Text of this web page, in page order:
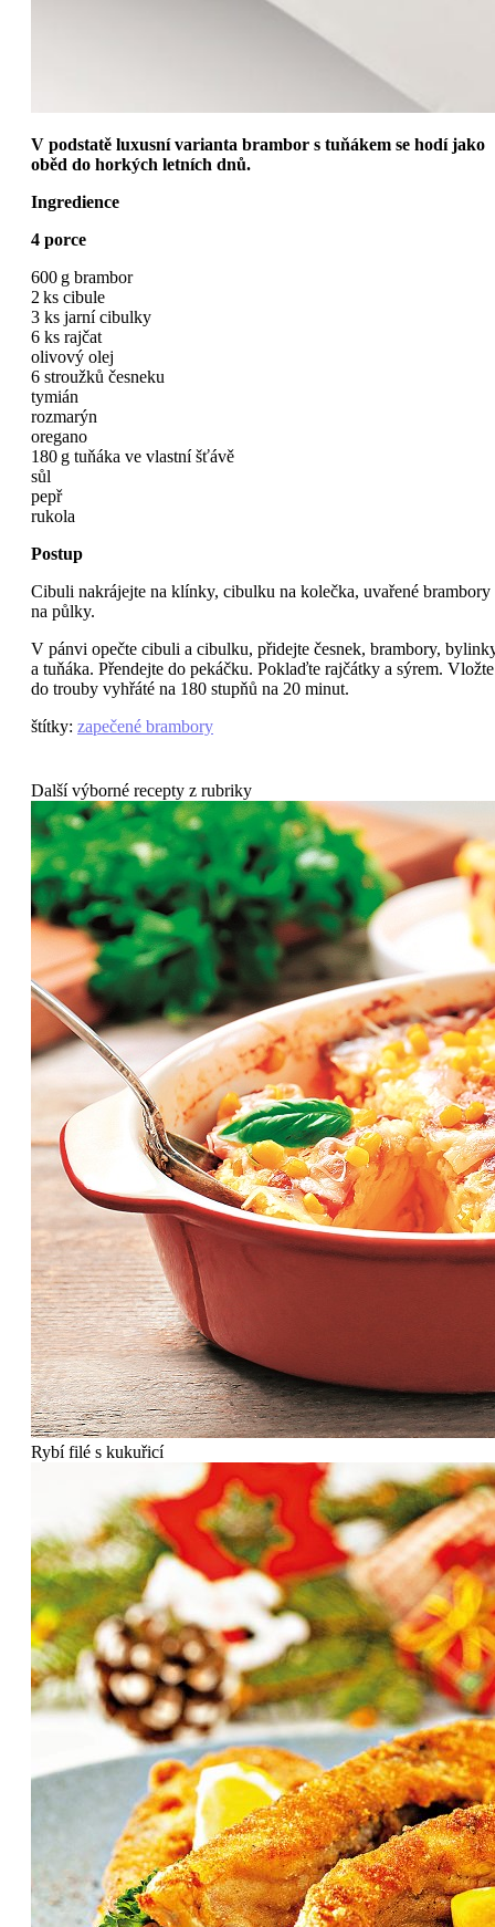
V podstatě luxusní varianta brambor s tuňákem se hodí jako
oběd do horkých letních dnů.
Ingredience
4 porce
600 g brambor
2 ks cibule
3 ks jarní cibulky
6 ks rajčat
olivový olej
6 stroužků česneku
tymián
rozmarýn
oregano
180 g tuňáka ve vlastní šťávě
sůl
pepř
rukola
Postup
Cibuli nakrájejte na klínky, cibulku na kolečka, uvařené brambory
na půlky.
V pánvi opečte cibuli a cibulku, přidejte česnek, brambory,
a tuňáka. Přendejte do pekáčku. Poklaďte rajčátky a sýrem. Vložte
do trouby vyhřáté na 180 stupňů na 20 minut.
štítky: zapečené brambory
Další výborné recepty z rubriky
Rybí filé s kukuřicí